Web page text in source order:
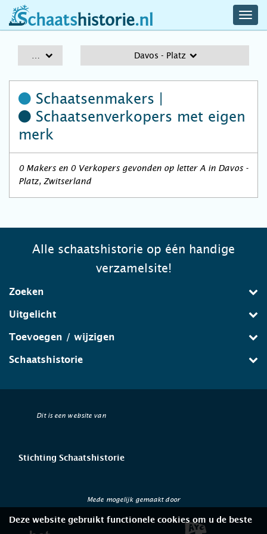
schaatshistorie.nl
Davos - Platz
Schaatsenmakers |
Schaatsenverkopers met eigen
merk
0 Makers en 0 Verkopers gevonden op letter A in Davos -
Platz, Zwitserland
Alle schaatshistorie op één handige
verzamelsite!
Zoeken
Uitgelicht
Toevoegen / wijzigen
Schaatshistorie
Dit is een website van
Stichting Schaatshistorie
Mede mogelijk gemaakt door
Deze website gebruikt functionele cookies om u de beste